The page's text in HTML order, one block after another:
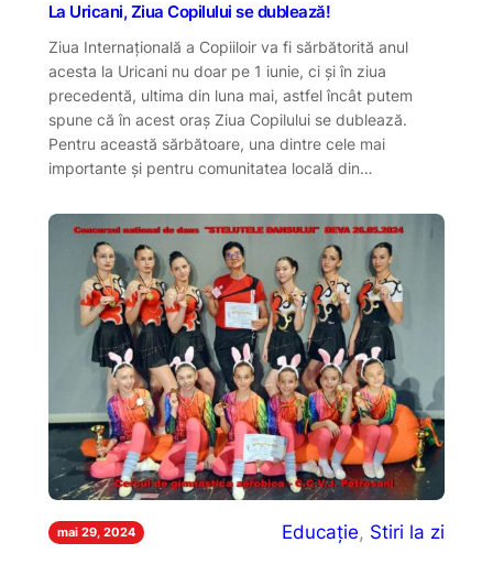
La Uricani, Ziua Copilului se dublează!
Ziua Internațională a Copiiloir va fi sărbătorită anul
acesta la Uricani nu doar pe 1 iunie, ci și în ziua
precedentă, ultima din luna mai, astfel încât putem
spune că în acest oraș Ziua Copilului se dublează.
Pentru această sărbătoare, una dintre cele mai
importante și pentru comunitatea locală din…
mai 29, 2024 Educație, Stiri la zi